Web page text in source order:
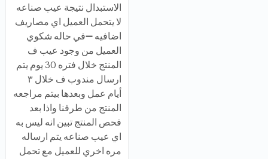
الاستبدال نتيجة عيب صناعه
لا يتحمل العميل اي مصاريف
اضافيه ➖في حاله شكوي
العميل من وجود عيب ف
المنتج خلال فتره 30 يوم يتم
ارسال مندوب ف خلال ٣
أيام عمل وبعدها بيتم مراجعه
المنتج من طرفنا واذا بعد
فحص المنتج تبين انه ليس به
اي عيب صناعه يتم ارساله
مره اخري للعميل مع تحمل